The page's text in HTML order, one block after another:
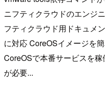
ニフティクラウドのエンジ
フティクラウド用ドキュメ
に対応 CoreOSイメージを
CoreOSで本番サービスを
が必要...